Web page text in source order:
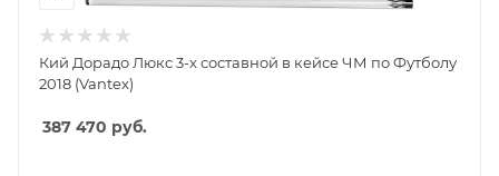
Кий Дорадо Люкс 3-х составной в кейсе ЧМ по Футболу
2018 (Vantex)
387 470 руб.